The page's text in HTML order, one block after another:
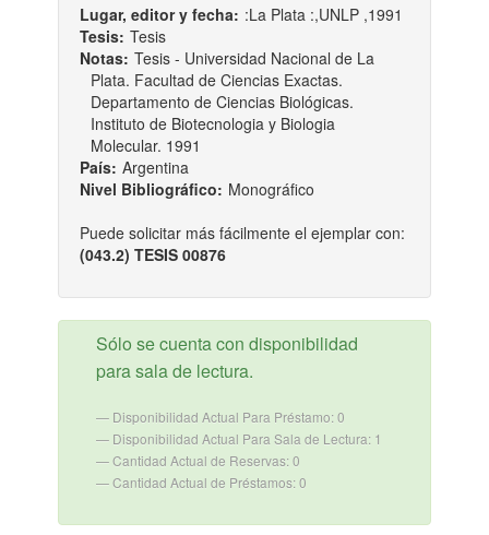
Lugar, editor y fecha: :La Plata :,UNLP ,1991
Tesis: Tesis
Notas: Tesis - Universidad Nacional de La
Plata. Facultad de Ciencias Exactas.
Departamento de Ciencias Biológicas.
Instituto de Biotecnologia y Biologia
Molecular. 1991
País: Argentina
Nivel Bibliográfico: Monográfico
Puede solicitar más fácilmente el ejemplar con:
(043.2) TESIS 00876
Sólo se cuenta con disponibilidad
para sala de lectura.
Disponibilidad Actual Para Préstamo: 0
Disponibilidad Actual Para Sala de Lectura: 1
Cantidad Actual de Reservas: 0
Cantidad Actual de Préstamos: 0